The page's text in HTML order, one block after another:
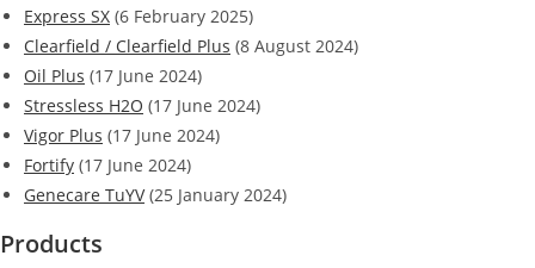
Express SX (6 February 2025)
Clearfield / Clearfield Plus (8 August 2024)
Oil Plus (17 June 2024)
Stressless H2O (17 June 2024)
Vigor Plus (17 June 2024)
Fortify (17 June 2024)
Genecare TuYV (25 January 2024)
Products